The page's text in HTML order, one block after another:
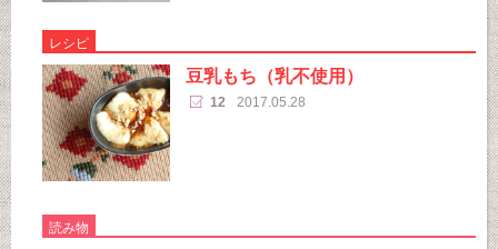
レシピ
豆乳もち（乳不使用）
12 2017.05.28
読み物